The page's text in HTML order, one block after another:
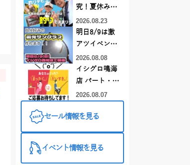
究！夏休みに
釣りデビュー
2026.08.23
明日8/9は激
アツイベント
日！！！～オ
ーダー偏光グ
ラス受注会～
2026.08.08
イシグロ鳴海
店 パート・ア
ルバイトスタ
募集中！
2026.08.07
セール情報を見る
イベント情報を見る